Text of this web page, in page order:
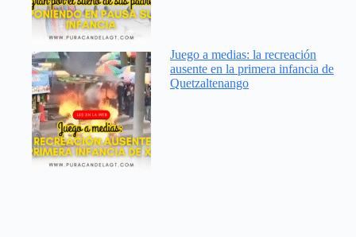
Juego a medias: la recreación
ausente en la primera infancia de
Quetzaltenango